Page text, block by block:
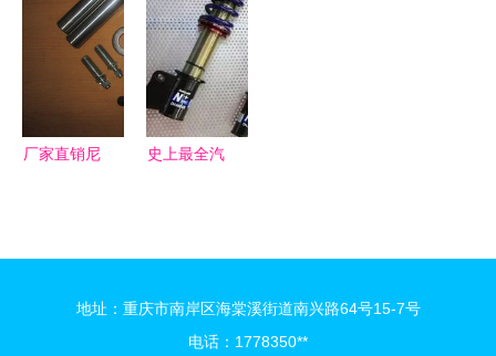
路 零配件
领域的数字
溧阳工厂，
见证原厂房
车的零件成
长史
厂家直销尼
史上最全汽
地址：重庆市南岸区海棠溪街道南兴路64号15-7号
电话：1778350**